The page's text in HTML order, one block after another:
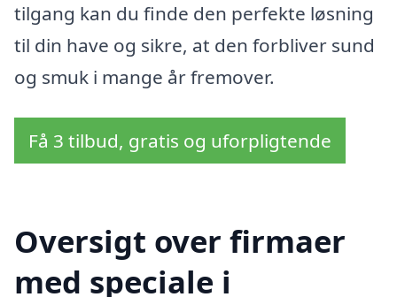
tilgang kan du finde den perfekte løsning
til din have og sikre, at den forbliver sund
og smuk i mange år fremover.
Få 3 tilbud, gratis og uforpligtende
Oversigt over firmaer
med speciale i